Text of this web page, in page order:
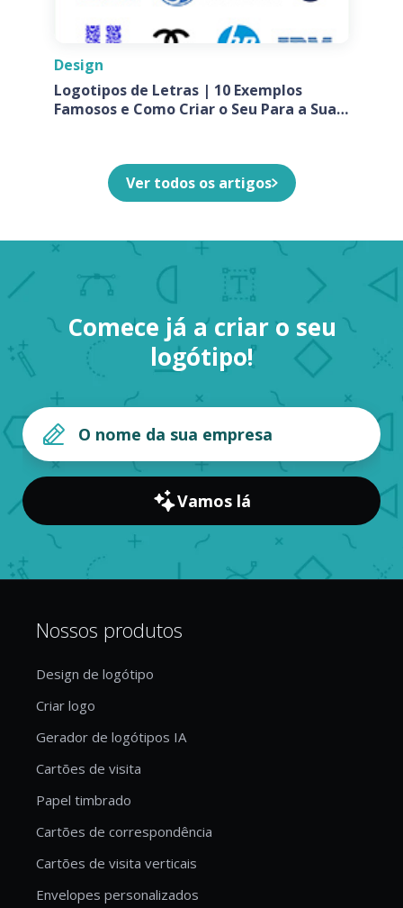
Design
Logotipos de Letras | 10 Exemplos
Famosos e Como Criar o Seu Para a Sua
Ver todos os artigos
Comece já a criar o seu
logótipo!
Vamos lá
Nossos produtos
Design de logótipo
Criar logo
Gerador de logótipos IA
Cartões de visita
Papel timbrado
Cartões de correspondência
Cartões de visita verticais
Envelopes personalizados